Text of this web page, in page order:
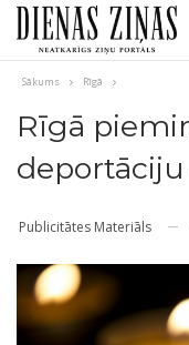
Sākums Rīgā
Rīgā
Publicitātes Materiāls